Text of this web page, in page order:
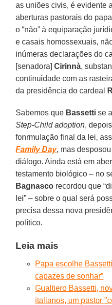
as uniões civis, é evidente
aberturas pastorais do
o “não” à equiparação
e casais homossexuais,
inúmeras declarações do
[senadora]Cirinnà,
continuidade com as
da presidência do cardeal
Sabemos que Bassetti se
Step-Child adoption,
fonrmulação final da lei,
Family Day, mas
diálogo. Ainda está em
testamento biológico – no
Bagnasco recordou que
lei” – sobre o qual será
precisa dessa nova
político.
Leia mais
Papa escolhe
capazes de sonhar”
Gualtiero Bassetti,
italianos, um pastor